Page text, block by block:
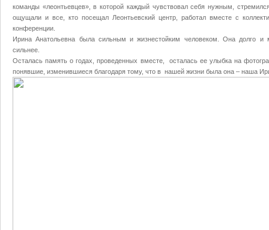
команды «леонтьевцев», в которой каждый чувствовал себя нужным,
ощущали и все, кто посещал Леонтьевский центр, работал вместе с
конференции.
Ирина Анатольевна была сильным и жизнестойким человеком. Она долго и
сильнее.
Осталась память о годах, проведенных вместе, осталась ее улыбка на
понявшие, изменившиеся благодаря тому, что в нашей жизни была она – наша